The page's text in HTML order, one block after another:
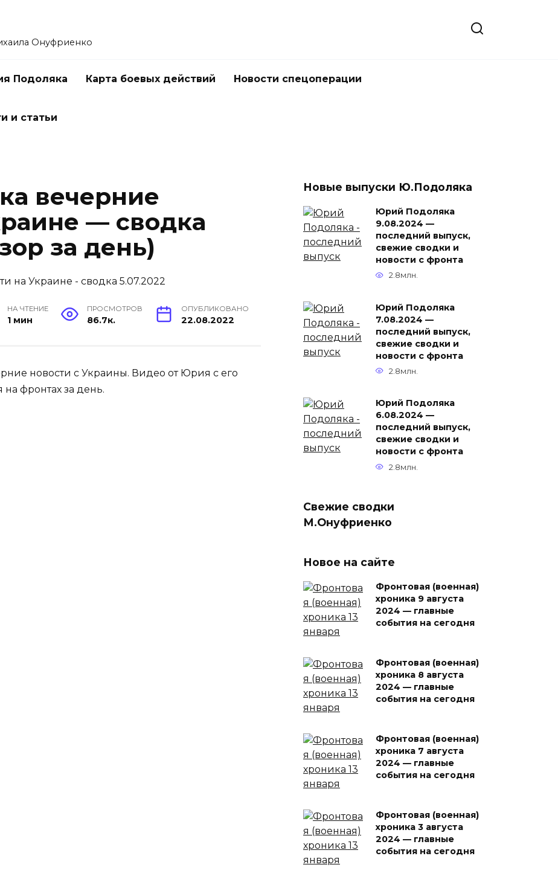
Онуфриенко
Подоляка Карта боевых действий Новости спецоперации
и статьи
вечерние
— сводка
за день)
НА ЧТЕНИЕ
1 мин
ПРОСМОТРОВ
86.7к.
ОПУБЛИКОВАНО
22.08.2022
новости с Украины. Видео от Юрия с его
на фронтах за день.
Новые выпуски Ю.Подоляка
Юрий Подоляка
9.08.2024 —
последний выпуск,
свежие сводки и
новости с фронта
2.8млн.
Юрий Подоляка
7.08.2024 —
последний выпуск,
свежие сводки и
новости с фронта
2.8млн.
Юрий Подоляка
6.08.2024 —
последний выпуск,
свежие сводки и
новости с фронта
2.8млн.
Свежие сводки
М.Онуфриенко
Новое на сайте
Фронтовая (военная)
хроника 9 августа
2024 — главные
события на сегодня
Фронтовая (военная)
хроника 8 августа
2024 — главные
события на сегодня
Фронтовая (военная)
хроника 7 августа
2024 — главные
события на сегодня
Фронтовая (военная)
хроника 3 августа
2024 — главные
события на сегодня